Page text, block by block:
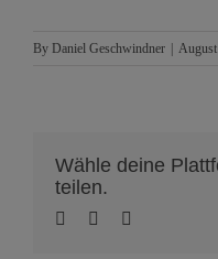
By Daniel Geschwindner
Wähle deine
teilen.